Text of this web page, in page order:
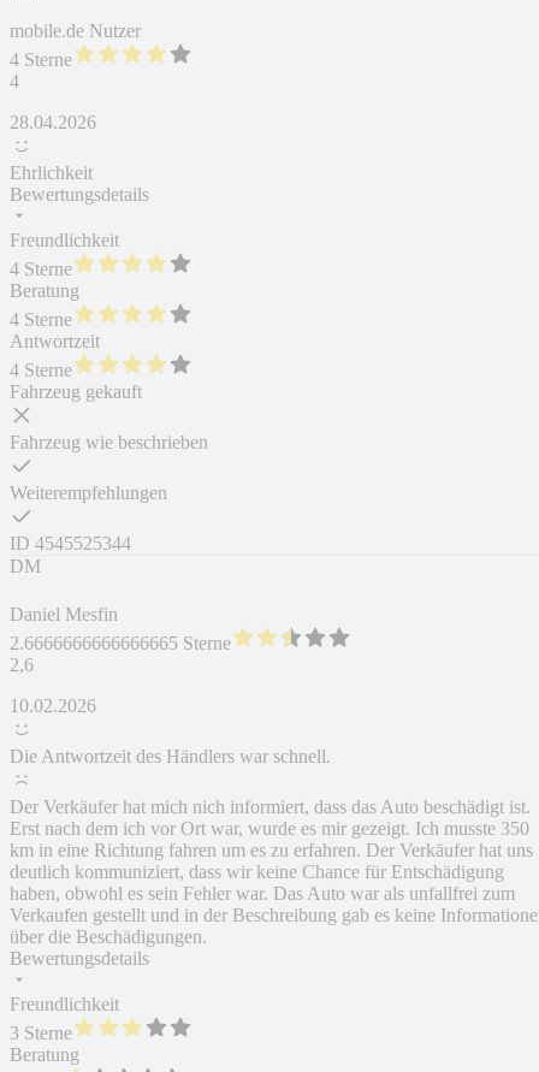
mobile.de Nutzer
4 Sterne
4
28.04.2026
Ehrlichkeit
Bewertungsdetails
Freundlichkeit
4 Sterne
Beratung
4 Sterne
Antwortzeit
4 Sterne
Fahrzeug gekauft
Fahrzeug wie beschrieben
Weiterempfehlungen
ID 4545525344
DM
Daniel Mesfin
2.6666666666666665 Sterne
2,6
10.02.2026
Die Antwortzeit des Händlers war schnell.
Der Verkäufer hat mich nich informiert, dass das Auto beschädigt ist.
Erst nach dem ich vor Ort war, wurde es mir gezeigt. Ich musste 350
km in eine Richtung fahren um es zu erfahren. Der Verkäufer hat uns
deutlich kommuniziert, dass wir keine Chance für Entschädigung
haben, obwohl es sein Fehler war. Das Auto war als unfallfrei zum
Verkaufen gestellt und in der Beschreibung gab es keine
über die Beschädigungen.
Bewertungsdetails
Freundlichkeit
3 Sterne
Beratung